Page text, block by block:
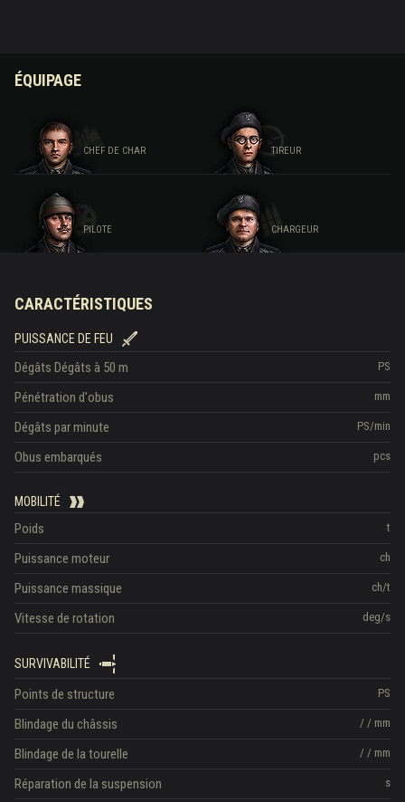
ÉQUIPAGE
CHEF DE CHAR TIREUR
PILOTE CHARGEUR
CARACTÉRISTIQUES
PUISSANCE DE FEU
PS
Dégâts Dégâts à 50 m
mm
Pénétration d'obus
PS/min
Dégâts par minute
pcs
Obus embarqués
MOBILITÉ
t
Poids
ch
Puissance moteur
ch/t
Puissance massique
deg/s
Vitesse de rotation
SURVIVABILITÉ
PS
Points de structure
/ / mm
Blindage du châssis
/ / mm
Blindage de la tourelle
s
Réparation de la suspension